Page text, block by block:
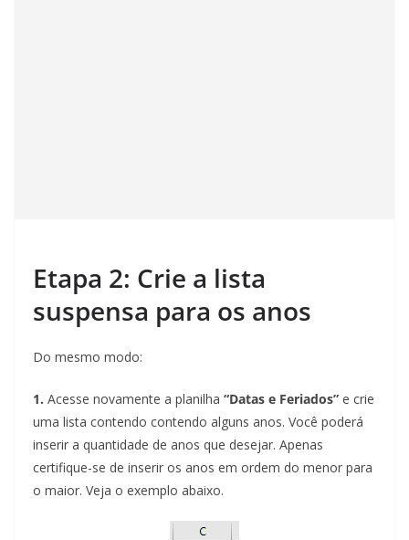
Etapa 2: Crie a lista
suspensa para os anos
Do mesmo modo:
1. Acesse novamente a planilha “Datas e Feriados” e crie
uma lista contendo contendo alguns anos. Você poderá
inserir a quantidade de anos que desejar. Apenas
certifique-se de inserir os anos em ordem do menor para
o maior. Veja o exemplo abaixo.